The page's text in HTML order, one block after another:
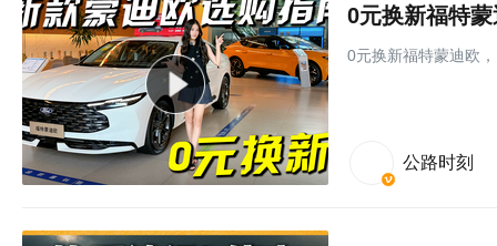
0元换新福特
0元换新福特蒙迪欧
公路时刻